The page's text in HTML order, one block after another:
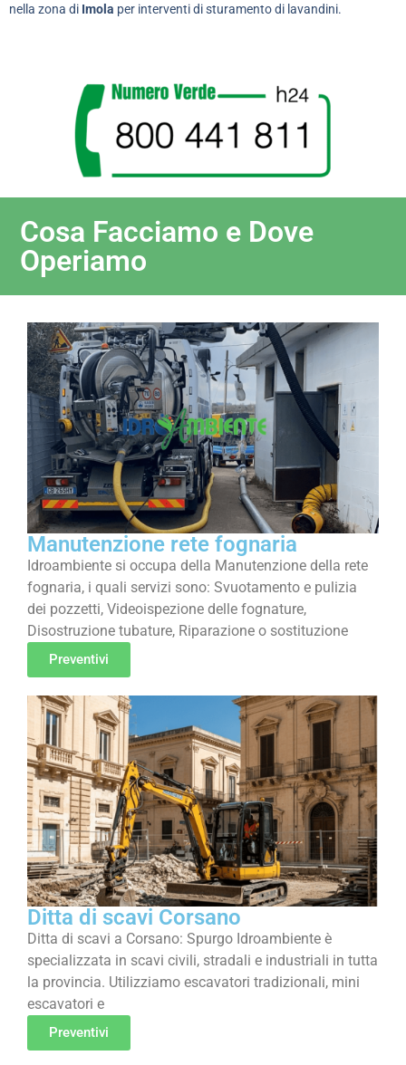
nella zona di Imola per interventi di sturamento di lavandini.
Cosa Facciamo e Dove
Operiamo
Manutenzione rete fognaria
Idroambiente si occupa della Manutenzione della rete
fognaria, i quali servizi sono: Svuotamento e pulizia
dei pozzetti, Videoispezione delle fognature,
Disostruzione tubature, Riparazione o sostituzione
Preventivi
Ditta di scavi Corsano
Ditta di scavi a Corsano: Spurgo Idroambiente è
specializzata in scavi civili, stradali e industriali in tutta
la provincia. Utilizziamo escavatori tradizionali, mini
escavatori e
Preventivi